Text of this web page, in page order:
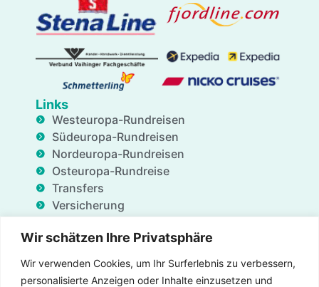
Wir schätzen Ihre Privatsphäre
Wir verwenden Cookies, um Ihr Surferlebnis zu verbessern,
personalisierte Anzeigen oder Inhalte einzusetzen und
Links
Westeuropa-Rundreisen
Südeuropa-Rundreisen
Nordeuropa-Rundreisen
Osteuropa-Rundreise
Transfers
Versicherung
Unterkünfte
FAQ